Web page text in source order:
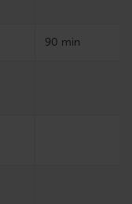
90 min